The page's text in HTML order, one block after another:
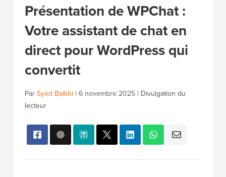
Présentation de WPChat :
Votre assistant de chat en
direct pour WordPress qui
convertit
ParSyed Balkhi | 6 novembre 2025 | Divulgation du
lecteur